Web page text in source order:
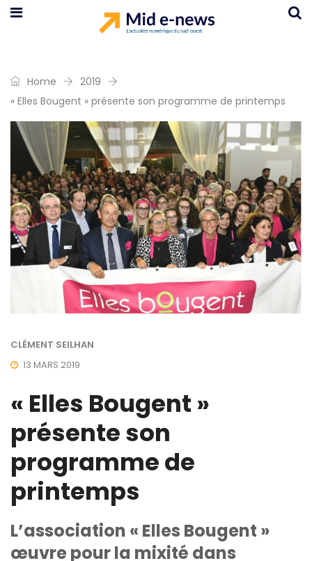
Home
2019
« Elles Bougent » présente son programme de printemps
CLÉMENT SEILHAN
13 MARS 2019
« Elles Bougent »
présente son
programme de
printemps
L’association « Elles Bougent »
œuvre pour la mixité dans